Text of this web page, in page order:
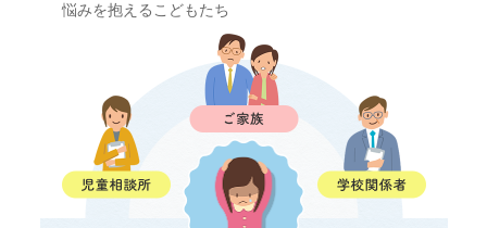
悩みを抱えるこどもたち